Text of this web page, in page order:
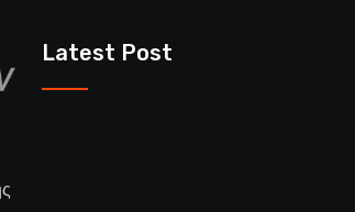
Latest Post